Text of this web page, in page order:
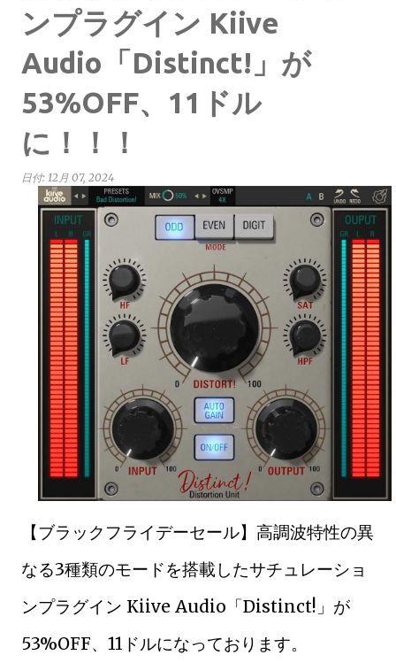
ンプラグイン Kiive
Audio「Distinct!」が
53%OFF、11ドル
に！！！
日付: 12月 07, 2024
【ブラックフライデーセール】高調波特性の異
なる3種類のモードを搭載したサチュレーショ
ンプラグイン Kiive Audio「Distinct!」が
53%OFF、11ドルになっております。